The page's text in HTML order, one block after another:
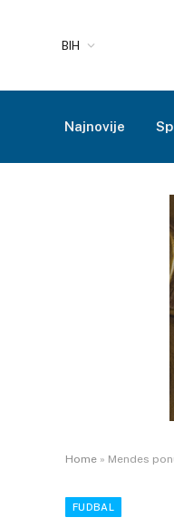
BIH
Najnovije
Home » Mendes
FUDBAL